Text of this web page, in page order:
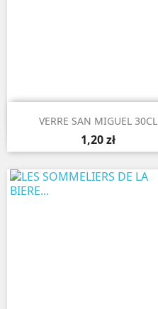
 Aperçu rapide
VERRE SAN MIGUEL 30CL
1,20 zł